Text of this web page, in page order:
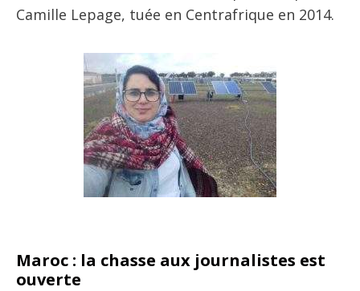
Camille Lepage, tuée en Centrafrique en 2014.
Maroc : la chasse aux journalistes est
ouverte